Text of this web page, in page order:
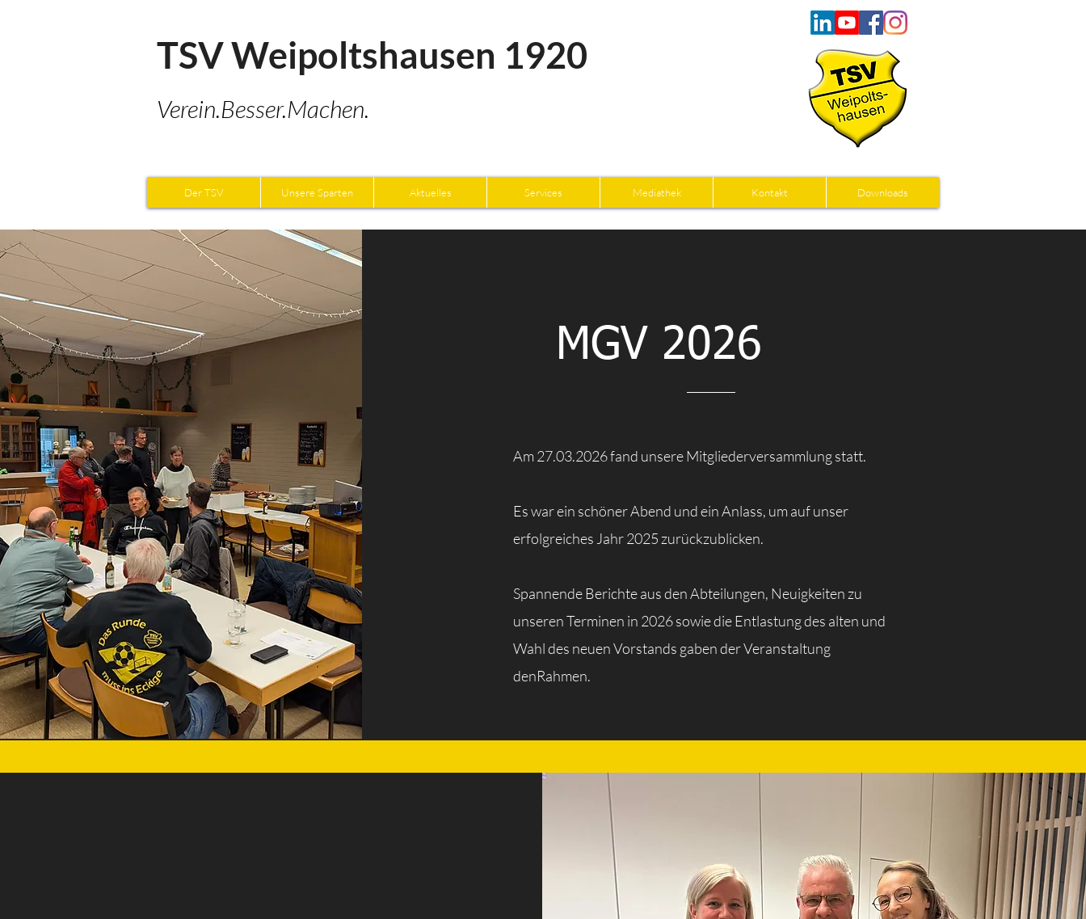
TSV Weipoltshausen 1920
Verein.Besser.Machen.
Der TSV Unsere Sparten Aktuelles Services Mediathek Kontakt Downloads
MGV 2026
Am 27.03.2026 fand unsere Mitgliederversammlung statt.
Es war ein schöner Abend und ein Anlass, um auf unser
erfolgreiches Jahr 2025 zurückzublicken.
Spannende Berichte aus den Abteilungen, Neuigkeiten zu
unseren Terminen in 2026 sowie die Entlastung des alten und
Wahl des neuen Vorstands gaben der Veranstaltung
denRahmen.